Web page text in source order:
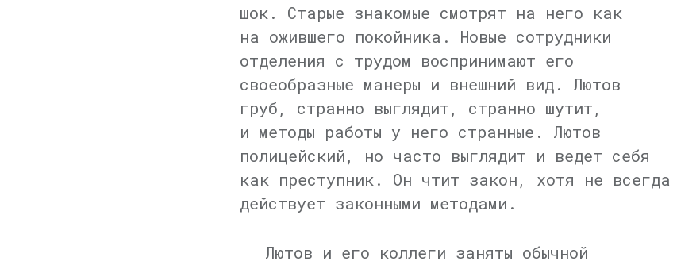
шок. Старые знакомые смотрят на него как
на ожившего покойника. Новые сотрудники
отделения с трудом воспринимают его
своеобразные манеры и внешний вид. Лютов
груб, странно выглядит, странно шутит,
и методы работы у него странные. Лютов
полицейский, но часто выглядит и ведет себя
как преступник. Он чтит закон, хотя не всегда
действует законными методами.
Лютов и его коллеги заняты обычной